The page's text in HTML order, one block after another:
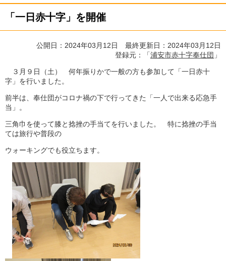
「一日赤十字」を開催
公開日：2024年03月12日 最終更新日：2024年03月12日
登録元：「浦安市赤十字奉仕団 」
３月９日（土） 何年振りかで一般の方も参加して「一日赤十
字」を行いました。
前半は、奉仕団がコロナ禍の下で行ってきた「一人で出来る応急手
当」。
三角巾を使って膝と捻挫の手当てを行いました。 特に捻挫の手当
ては旅行や普段の
ウォーキングでも役立ちます。